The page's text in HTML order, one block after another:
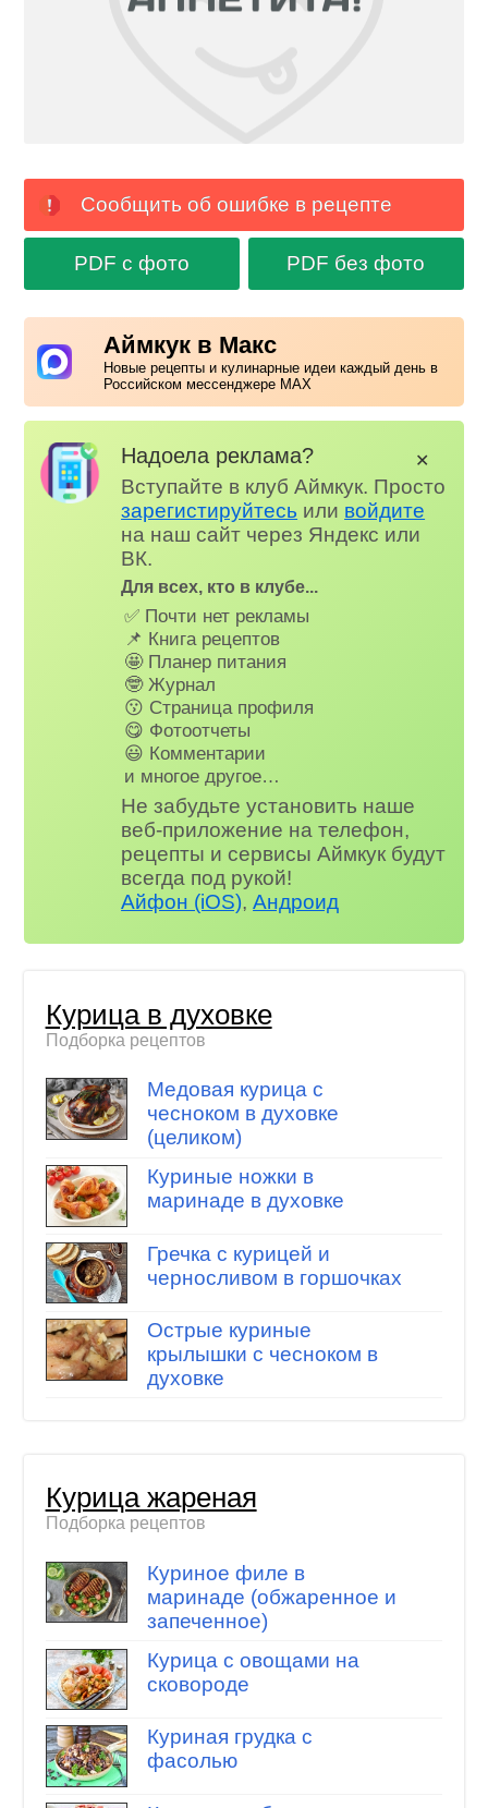
Сообщить об ошибке в рецепте
PDF с фото PDF без фото
Аймкук в Макс
Новые рецепты и кулинарные идеи каждый день в
Российском мессенджере MAX
Надоела реклама?
Вступайте в клуб Аймкук. Просто
зарегистируйтесь или войдите
на наш сайт через Яндекс или
ВК.
Для всех, кто в клубе...
✅ Почти нет рекламы
📌 Книга рецептов
🤩 Планер питания
🤓 Журнал
😗 Страница профиля
😋 Фотоотчеты
😃 Комментарии
и многое другое…
Не забудьте установить наше
веб-приложение на телефон,
рецепты и сервисы Аймкук будут
всегда под рукой!
Айфон (iOS),Андроид
✕
Курица в духовке
Подборка рецептов
Медовая курица с
чесноком в духовке
(целиком)
Куриные ножки в
маринаде в духовке
Гречка с курицей и
черносливом в горшочках
Острые куриные
крылышки с чесноком в
духовке
Курица жареная
Подборка рецептов
Куриное филе в
маринаде (обжаренное и
запеченное)
Курица с овощами на
сковороде
Куриная грудка с
фасолью